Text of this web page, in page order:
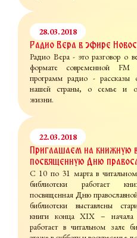
28.03.2018
Радио Вера в эфире
Радио Вера - это разговор о
формате современной FM
программ радио - рассказы
нашей страны, о семье и
жизни.
22.03.2018
Приглашаем на книжную
посвященную Дню
С 10 по 31 марта в
библиотеки работает
посвященная Дню
библиотеки выставлены
книги конца XIX –
работает в читальном зале